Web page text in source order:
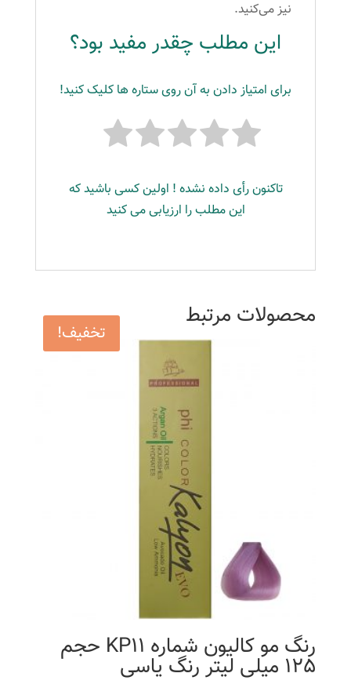
نیز می‌کنید.
این مطلب چقدر مفید بود؟
برای امتیاز دادن به آن روی ستاره ها کلیک کنید!
تاکنون رأی داده نشده ! اولین کسی باشید که
این مطلب را ارزیابی می کنید
محصولات مرتبط
تخفیف!
رنگ مو کالیون شماره KP11 حجم
125 میلی لیتر رنگ یاسی